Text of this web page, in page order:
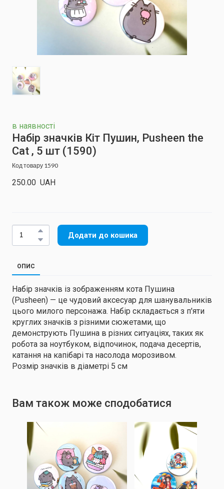
в наявності
Набір значків Кіт Пушин, Pusheen the
Cat , 5 шт (1590)
Код товару 1590
250.00  UAH
Додати до кошика
ОПИС
Набір значків із зображенням кота Пушина
(Pusheen) — це чудовий аксесуар для шанувальників
цього милого персонажа. Набір складається з п'яти
круглих значків з різними сюжетами, що
демонструють Пушина в різних ситуаціях, таких як
робота за ноутбуком, відпочинок, подача десертів,
катання на капібарі та насолода морозивом.
Розмір значків в діаметрі 5 см
Вам також може сподобатися